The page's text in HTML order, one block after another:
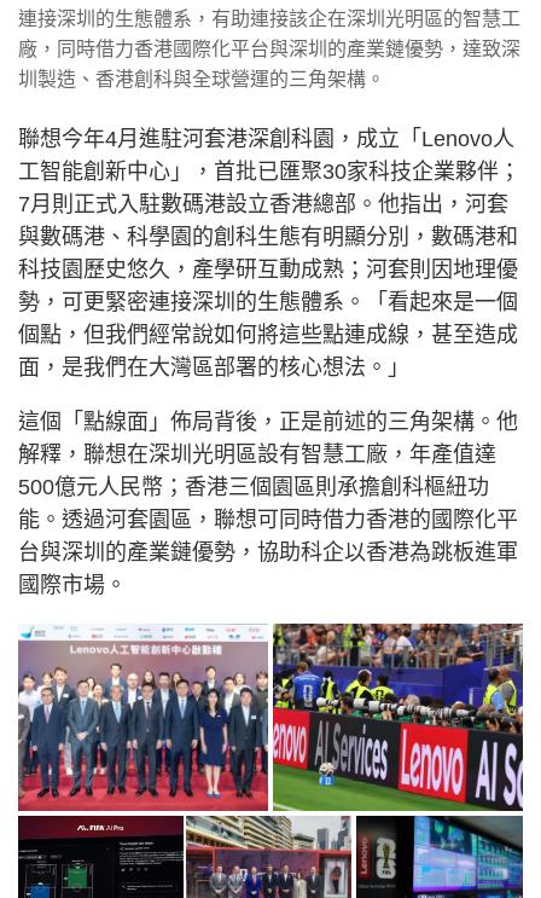
連接深圳的生態體系，有助連接該企在深圳光明區的智慧工
廠，同時借力香港國際化平台與深圳的產業鏈優勢，達致深
圳製造、香港創科與全球營運的三角架構。
聯想今年4月進駐河套港深創科園，成立「Lenovo人
工智能創新中心」，首批已匯聚30家科技企業夥伴；
7月則正式入駐數碼港設立香港總部。他指出，河套
與數碼港、科學園的創科生態有明顯分別，數碼港和
科技園歷史悠久，產學研互動成熟；河套則因地理優
勢，可更緊密連接深圳的生態體系。「看起來是一個
個點，但我們經常說如何將這些點連成線，甚至造成
面，是我們在大灣區部署的核心想法。」
這個「點線面」佈局背後，正是前述的三角架構。他
解釋，聯想在深圳光明區設有智慧工廠，年產值達
500億元人民幣；香港三個園區則承擔創科樞紐功
能。透過河套園區，聯想可同時借力香港的國際化平
台與深圳的產業鏈優勢，協助科企以香港為跳板進軍
國際市場。